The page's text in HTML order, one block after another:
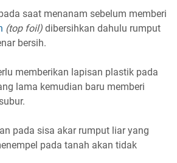
saat menanam sebelum memberi
(top foil) dibersihkan dahulu rumput
bersih.
memberikan lapisan plastik pada
lama kemudian baru memberi
pada sisa akar rumput liar yang
pada tanah akan tidak